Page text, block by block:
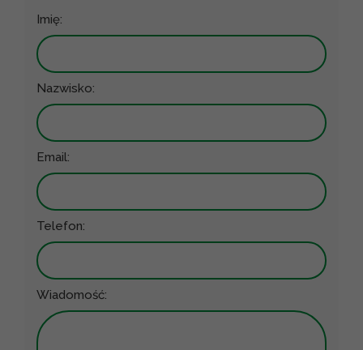
Imię:
Nazwisko:
Email:
Telefon:
Wiadomość: